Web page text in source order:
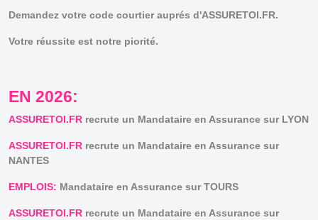
Demandez votre code courtier auprés d'ASSURETOI.FR.
Votre réussite est notre piorité.
EN 2026:
ASSURETOI.FR recrute un Mandataire en Assurance sur LYON
ASSURETOI.FR recrute un Mandataire en Assurance sur
NANTES
EMPLOIS: Mandataire en Assurance sur TOURS
ASSURETOI.FR recrute un Mandataire en Assurance sur